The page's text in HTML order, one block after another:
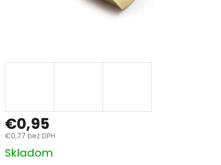
€0,95
€0,77 bez DPH
Jednotková
cena:
Skladom